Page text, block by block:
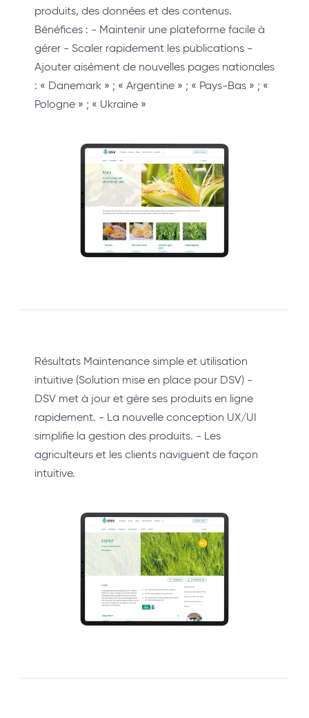
produits, des données et des contenus.
Bénéfices : - Maintenir une plateforme facile à
gérer - Scaler rapidement les publications -
Ajouter aisément de nouvelles pages nationales
: « Danemark » ; « Argentine » ; « Pays-Bas » ; «
Pologne » ; « Ukraine »
Résultats Maintenance simple et utilisation
intuitive (Solution mise en place pour DSV) -
DSV met à jour et gère ses produits en ligne
rapidement. - La nouvelle conception UX/UI
simplifie la gestion des produits. - Les
agriculteurs et les clients naviguent de façon
intuitive.